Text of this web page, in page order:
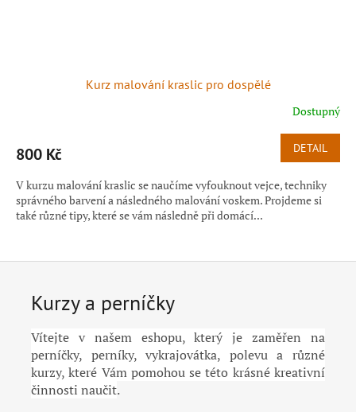
Kurz malování kraslic pro dospělé
Dostupný
800 Kč DETAIL
V kurzu malování kraslic se naučíme vyfouknout vejce, techniky
správného barvení a následného malování voskem. Projdeme si
také různé tipy, které se vám následně při domácí...
Kurzy a perníčky
Vítejte v našem eshopu, který je zaměřen na
perníčky, perníky, vykrajovátka, polevu a různé
kurzy, které Vám pomohou se této krásné kreativní
činnosti naučit.